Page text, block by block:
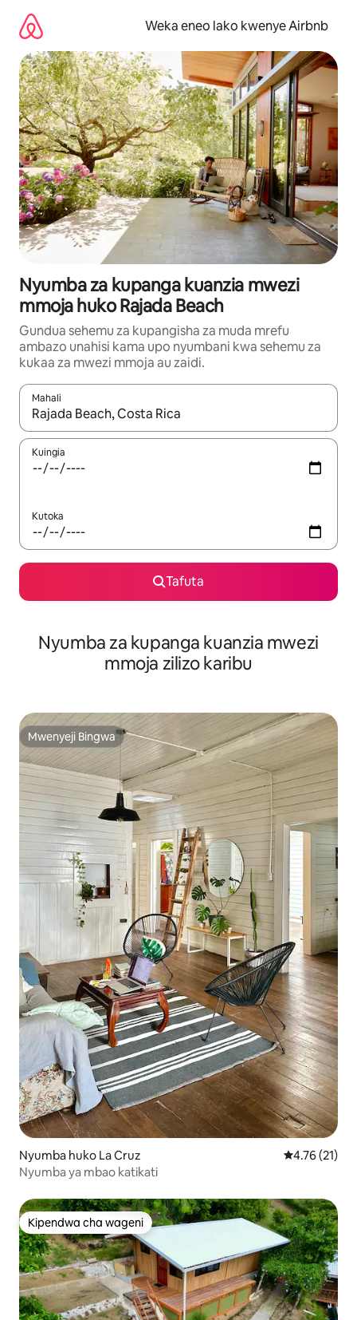
kwenda
kwenye
maudhui
Weka eneo lako kwenye Airbnb
Nyumba za kupanga kuanzia mwezi
mmoja huko Rajada Beach
Gundua sehemu za kupangisha za muda mrefu
ambazo unahisi kama upo nyumbani kwa sehemu za
kukaa za mwezi mmoja au zaidi.
Mahali
Wakati matokeo yanapatikana, vinjari kwa kutumia vitufe vya
Kuingia
Kutoka
Tafuta
Nyumba za kupanga kuanzia mwezi
mmoja zilizo karibu
Mwenyeji Bingwa
Mwenyeji Bingwa
Nyumba huko La Cruz Ukadiriaji wa
4.76 (21)
Nyumba ya mbao katikati
Kipendwa cha wageni
Kipendwa cha wageni